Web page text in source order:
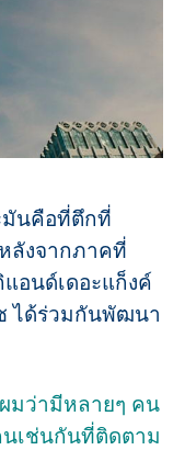
มันคือที่ตึกที่
ลังจากภาคที่
อนด์เดอะแก็งค์
ได้ร่วมกันพัฒนา
มว่ามีหลายๆ คน
นเช่นกันที่ติดตาม